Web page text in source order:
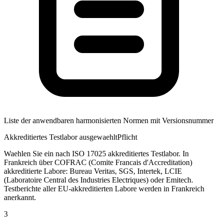
Liste der anwendbaren harmonisierten Normen mit Versionsnummer
Akkreditiertes Testlabor ausgewaehltPflicht
Waehlen Sie ein nach ISO 17025 akkreditiertes Testlabor. In
Frankreich über COFRAC (Comite Francais d'Accreditation)
akkreditierte Labore: Bureau Veritas, SGS, Intertek, LCIE
(Laboratoire Central des Industries Electriques) oder Emitech.
Testberichte aller EU-akkreditierten Labore werden in Frankreich
anerkannt.
3